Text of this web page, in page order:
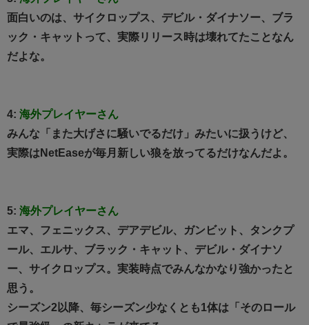
面白いのは、サイクロップス、デビル・ダイナソー、ブラ
ック・キャットって、実際リリース時は壊れてたことなん
だよな。
4: 海外プレイヤーさん
みんな「また大げさに騒いでるだけ」みたいに扱うけど、
実際はNetEaseが毎月新しい狼を放ってるだけなんだよ。
5: 海外プレイヤーさん
エマ、フェニックス、デアデビル、ガンビット、タンクプ
ール、エルサ、ブラック・キャット、デビル・ダイナソ
ー、サイクロップス。実装時点でみんなかなり強かったと
思う。
シーズン2以降、毎シーズン少なくとも1体は「そのロール